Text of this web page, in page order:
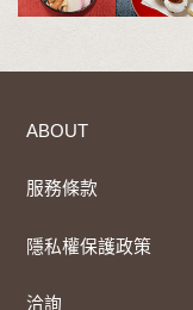
ABOUT
服務條款
隱私權保護政策
洽詢